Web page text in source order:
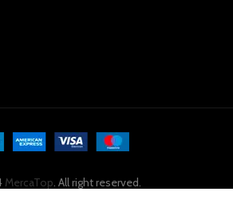
MercaTop. All right reserved.